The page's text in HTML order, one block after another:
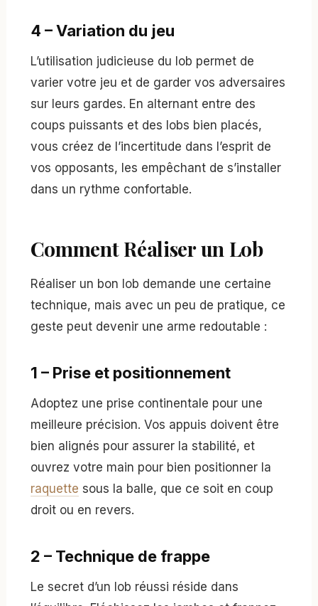
4 – Variation du jeu
L’utilisation judicieuse du lob permet de
varier votre jeu et de garder vos adversaires
sur leurs gardes. En alternant entre des
coups puissants et des lobs bien placés,
vous créez de l’incertitude dans l’esprit de
vos opposants, les empêchant de s’installer
dans un rythme confortable.
Comment Réaliser un Lob
Réaliser un bon lob demande une certaine
technique, mais avec un peu de pratique, ce
geste peut devenir une arme redoutable :
1 – Prise et positionnement
Adoptez une prise continentale pour une
meilleure précision. Vos appuis doivent être
bien alignés pour assurer la stabilité, et
ouvrez votre main pour bien positionner la
raquette sous la balle, que ce soit en coup
droit ou en revers.
2 – Technique de frappe
Le secret d’un lob réussi réside dans